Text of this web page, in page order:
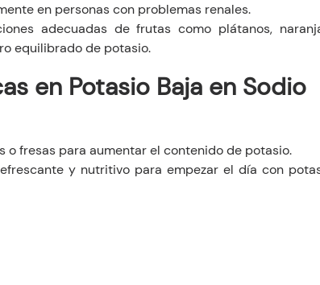
en personas con problemas renales.
adecuadas de frutas como plátanos,
equilibrado de potasio.
en Potasio Baja en Sodio
o fresas para aumentar el contenido de potasio.
y nutritivo para empezar el día con